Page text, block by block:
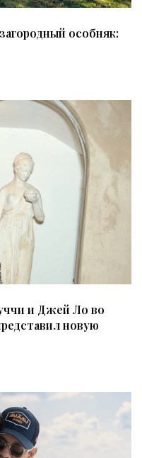
особняк:
и Джей Ло во
новую